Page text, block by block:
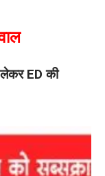
लेकर ED की